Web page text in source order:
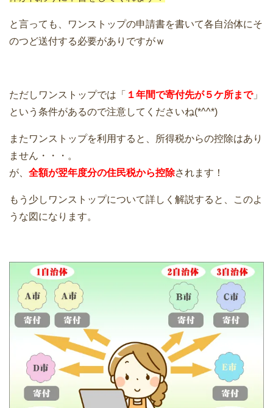
と言っても、ワンストップの申請書を書いて各自治体にそ
のつど送付する必要がありですがｗ
ただしワンストップでは「 １年間で寄付先が５ケ所まで」
という条件があるので注意してくださいね(*^^*)
またワンストップを利用すると、所得税からの控除はあり
ません・・・。
が、 全額が翌年度分の住民税から控除されます！
もう少しワンストップについて詳しく解説すると、このよ
うな図になります。